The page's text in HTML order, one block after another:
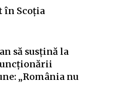
în Scoția
să susțină la
„România nu